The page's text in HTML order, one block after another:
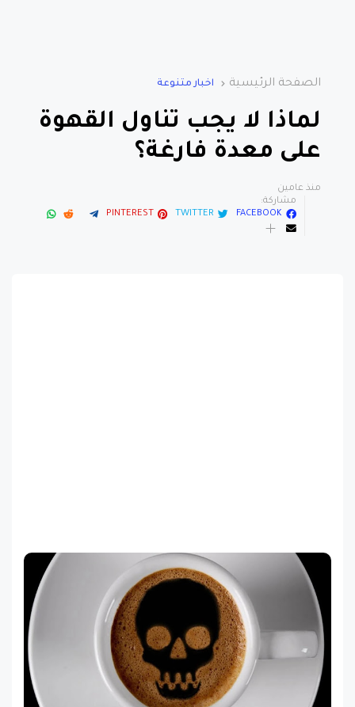
الصفحة الرئيسية اخبار متنوعة
لماذا لا يجب تناول القهوة
على معدة فارغة؟
منذ عامين
مشاركة:
FACEBOOK
TWITTER
PINTEREST